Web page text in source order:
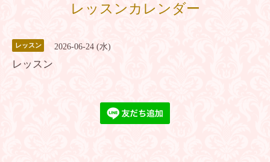
レッスンカレンダー
レッスン 2026-06-24 (水)
レッスン